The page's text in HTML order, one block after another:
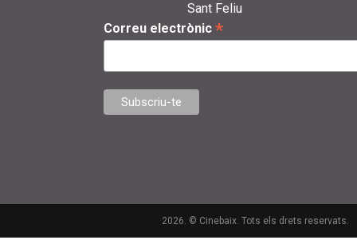
Sant Feliu
Correu electrònic *
2026. © Cinebaix. Tots els drets reservats.